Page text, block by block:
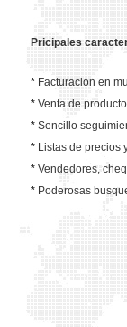
Pricipales
* Facturacion en
* Venta de
* Sencillo
* Listas de precios
* Vendedores,
* Poderosas